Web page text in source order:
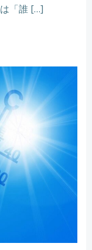
「誰 […]